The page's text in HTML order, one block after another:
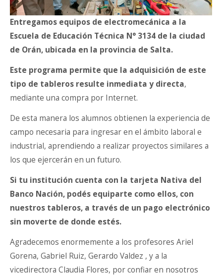
Entregamos equipos de electromecánica a la
Escuela de Educación Técnica N° 3134 de la ciudad
de Orán, ubicada en la provincia de Salta.
Este programa permite que la adquisición de este
tipo de tableros resulte inmediata y directa,
mediante una compra por Internet.
De esta manera los alumnos obtienen la experiencia de
campo necesaria para ingresar en el ámbito laboral e
industrial, aprendiendo a realizar proyectos similares a
los que ejercerán en un futuro.
Si tu institución cuenta con la tarjeta Nativa del
Banco Nación, podés equiparte como ellos, con
nuestros tableros, a través de un pago electrónico
sin moverte de donde estés.
Agradecemos enormemente a los profesores Ariel
Gorena, Gabriel Ruiz, Gerardo Valdez , y a la
vicedirectora Claudia Flores, por confiar en nosotros